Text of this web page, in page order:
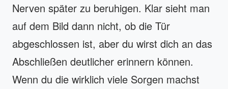
Nerven später zu beruhigen. Klar sieht man
auf dem Bild dann nicht, ob die Tür
abgeschlossen ist, aber du wirst dich an das
Abschließen deutlicher erinnern können.
Wenn du die wirklich viele Sorgen machst